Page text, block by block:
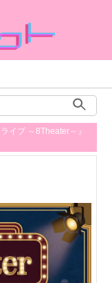
イブ ～8Theater～』